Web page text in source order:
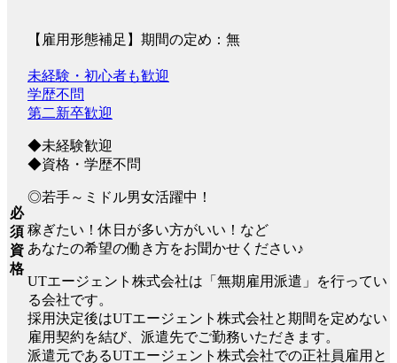
【雇用形態補足】期間の定め：無
必
須
資
格
未経験・初心者も歓迎
学歴不問
第二新卒歓迎
◆未経験歓迎
◆資格・学歴不問
◎若手～ミドル男女活躍中！
稼ぎたい！休日が多い方がいい！など
あなたの希望の働き方をお聞かせください♪
UTエージェント株式会社は「無期雇用派遣」を行ってい
る会社です。
採用決定後はUTエージェント株式会社と期間を定めない
雇用契約を結び、派遣先でご勤務いただきます。
派遣元であるUTエージェント株式会社での正社員雇用と